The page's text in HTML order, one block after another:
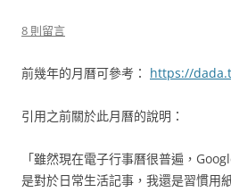
8 則留言
前幾年的月曆可參考： https://
引用之前關於此月曆的說明：
「雖然現在電子行事曆很普遍，
是對於日常生活記事，我還是習慣用